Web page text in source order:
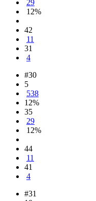
29
12%
42
11
31
4
#30
5
538
12%
35
29
12%
44
11
41
4
#31